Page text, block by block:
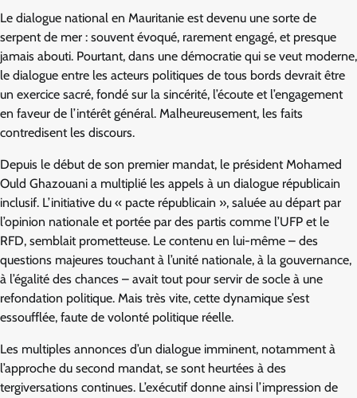
Le dialogue national en Mauritanie est devenu une sorte de
serpent de mer : souvent évoqué, rarement engagé, et presque
jamais abouti. Pourtant, dans une démocratie qui se veut moderne,
le dialogue entre les acteurs politiques de tous bords devrait être
un exercice sacré, fondé sur la sincérité, l’écoute et l’engagement
en faveur de l’intérêt général. Malheureusement, les faits
contredisent les discours.
Depuis le début de son premier mandat, le président Mohamed
Ould Ghazouani a multiplié les appels à un dialogue républicain
inclusif. L’initiative du « pacte républicain », saluée au départ par
l’opinion nationale et portée par des partis comme l’UFP et le
RFD, semblait prometteuse. Le contenu en lui-même – des
questions majeures touchant à l’unité nationale, à la gouvernance,
à l’égalité des chances – avait tout pour servir de socle à une
refondation politique. Mais très vite, cette dynamique s’est
essoufflée, faute de volonté politique réelle.
Les multiples annonces d’un dialogue imminent, notamment à
l’approche du second mandat, se sont heurtées à des
tergiversations continues. L’exécutif donne ainsi l’impression de